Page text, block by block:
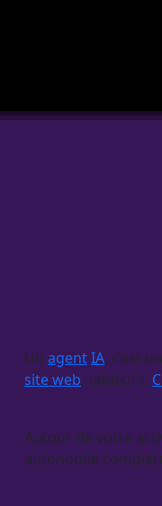
Un agentIA, c’est
site web, tableurs,
Autour de votre
autonomie